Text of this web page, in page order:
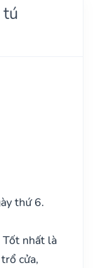
thứ 6.
Tốt nhất là
cửa,